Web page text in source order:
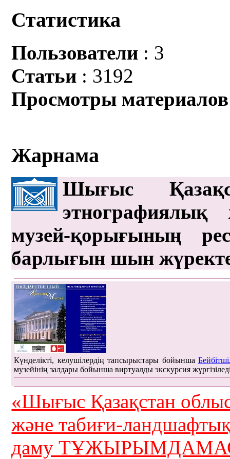
Статистика
Пользователи : 3
Статьи : 3192
Просмотры материалов
Жарнама
Шығыс
этнографиялық
музей-қорығының
барлығын шын
Күнделікті, келушілердің тапсырыстары бойынша
музейінің залдары бойынша виртуалды экскурсия
«Шығыс Қазақстан
және табиғи-
даму